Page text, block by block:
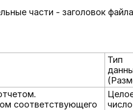
части - заголовок
Тип
соответствующего